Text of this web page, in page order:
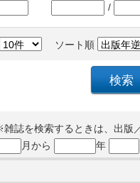
/
ソート順
誌を検索するときは、出版
月から 年